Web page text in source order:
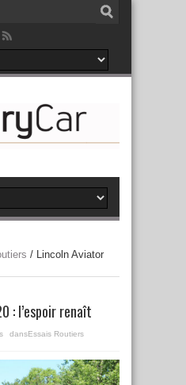
/ Lincoln Aviator
: l’espoir renaît
dansEssais Routiers